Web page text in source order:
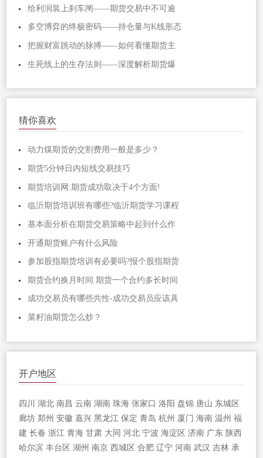
给利润装上刹车闸——期货交易中不可逾
多空博弈的终极密码——持仓量与K线形态
把握财富跳动的脉搏——如何看懂期货主
生死线上的生存法则——深度解析期货爆
猜你喜欢
动力煤期货的交割费用一般是多少？
期货5分钟日内短线交易技巧
期货培训网:期货成功取决于4个方面!
临沂期货培训班有哪些?临沂期货学习课程
基本面分析在期货交易策略中起到什么作
开通期货账户有什么风险
参加股指期货培训有必要吗?报个股指期货
期货合约换月时间 期货一个合约多长时间
成功交易员有哪些共性-成功交易员应该具
菜籽油期货怎么炒？
开户地区
四川 湖北 南昌 云南 湖南 珠海 张家口 洛阳 盘锦 唐山 东城区
廊坊 郑州 安徽 嘉兴 黑龙江 保定 青岛 杭州 厦门 海南 温州 福
建 长春 浙江 青海 甘肃 大同 河北 宁波 海淀区 济南 广东 陕西
哈尔滨 丰台区 湖州 南京 西城区 合肥 辽宁 河南 武汉 吉林 承